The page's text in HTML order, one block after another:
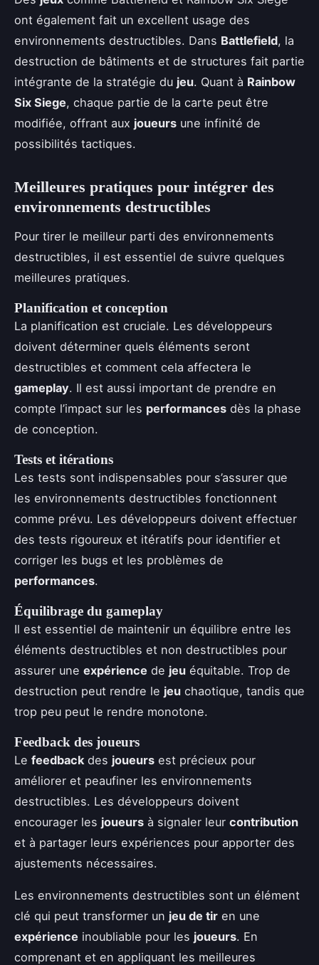
ont également fait un excellent usage des
environnements destructibles. Dans Battlefield, la
destruction de bâtiments et de structures fait partie
intégrante de la stratégie du jeu. Quant à Rainbow
Six Siege, chaque partie de la carte peut être
modifiée, offrant aux joueurs une infinité de
possibilités tactiques.
Meilleures pratiques pour intégrer des
environnements destructibles
Pour tirer le meilleur parti des environnements
destructibles, il est essentiel de suivre quelques
meilleures pratiques.
Planification et conception
La planification est cruciale. Les développeurs
doivent déterminer quels éléments seront
destructibles et comment cela affectera le
gameplay. Il est aussi important de prendre en
compte l’impact sur les performances dès la phase
de conception.
Tests et itérations
Les tests sont indispensables pour s’assurer que
les environnements destructibles fonctionnent
comme prévu. Les développeurs doivent effectuer
des tests rigoureux et itératifs pour identifier et
corriger les bugs et les problèmes de
performances.
Équilibrage du gameplay
Il est essentiel de maintenir un équilibre entre les
éléments destructibles et non destructibles pour
assurer une expérience de jeu équitable. Trop de
destruction peut rendre le jeu chaotique, tandis que
trop peu peut le rendre monotone.
Feedback des joueurs
Le feedback des joueurs est précieux pour
améliorer et peaufiner les environnements
destructibles. Les développeurs doivent
encourager les joueurs à signaler leur contribution
et à partager leurs expériences pour apporter des
ajustements nécessaires.
Les environnements destructibles sont un élément
clé qui peut transformer un jeu de tir en une
expérience inoubliable pour les joueurs. En
comprenant et en appliquant les meilleures